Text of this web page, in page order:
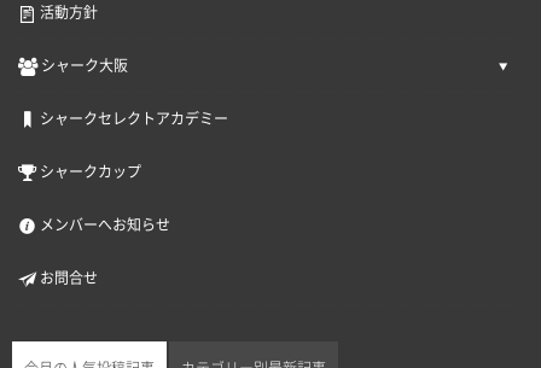
活動方針
シャーク大阪
シャークセレクトアカデミー
シャークカップ
メンバーへお知らせ
お問合せ